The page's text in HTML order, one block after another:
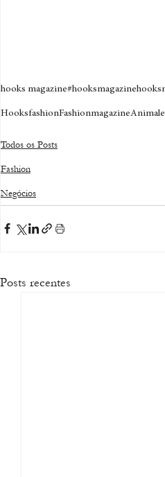
hooks magazine#hooksmagazine
HooksfashionFashionmagazineAnimale
Todos os Posts
Fashion
Negócios
Posts recentes